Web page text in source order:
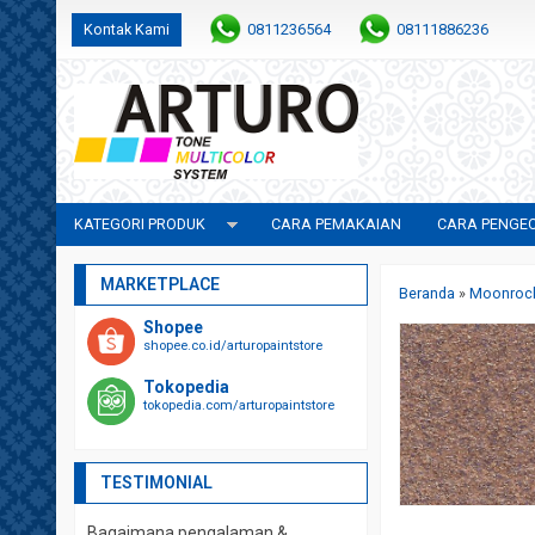
Kontak Kami 0811236564 08111886236
KATEGORI PRODUK CARA PEMAKAIAN CARA
Beranda »
MARKETPLACE
Shopee
shopee.co.id/arturopaintstore
Tokopedia
tokopedia.com/arturopaintstore
TESTIMONIAL